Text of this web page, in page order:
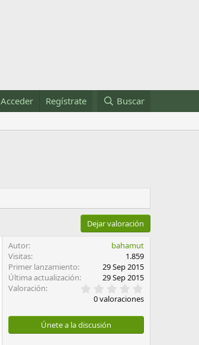
Acceder Regístrate Buscar
Dejar valoración
Autor
bahamut
Visitas
1.859
Primer lanzamiento
29 Sep 2015
Última actualización
29 Sep 2015
Valoración
,
0
s
0 valoraciones
Únete a la discusión